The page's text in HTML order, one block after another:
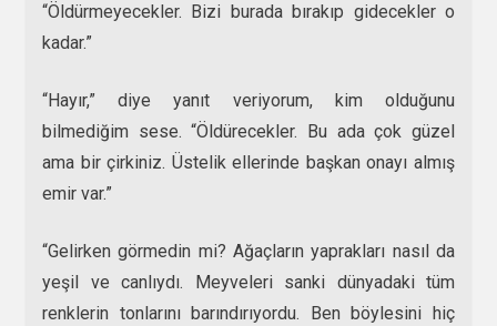
“Öldürmeyecekler. Bizi burada bırakıp gidecekler o
kadar.”
“Hayır,” diye yanıt veriyorum, kim olduğunu
bilmediğim sese. “Öldürecekler. Bu ada çok güzel
ama bir çirkiniz. Üstelik ellerinde başkan onayı almış
emir var.”
“Gelirken görmedin mi? Ağaçların yaprakları nasıl da
yeşil ve canlıydı. Meyveleri sanki dünyadaki tüm
renklerin tonlarını barındırıyordu. Ben böylesini hiç